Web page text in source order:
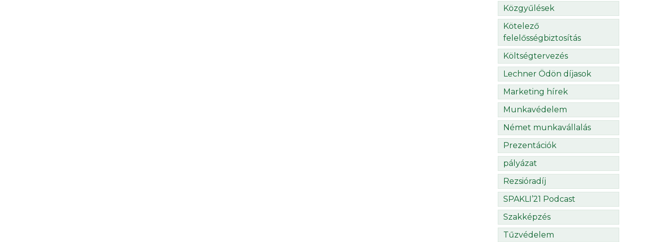
Közgyűlések
Kötelező
felelősségbiztosítás
Költségtervezés
Lechner Ödön díjasok
Marketing hírek
Munkavédelem
Német munkavállalás
Prezentációk
pályázat
Rezsióradíj
SPAKLI’21 Podcast
Szakképzés
Tűzvédelem